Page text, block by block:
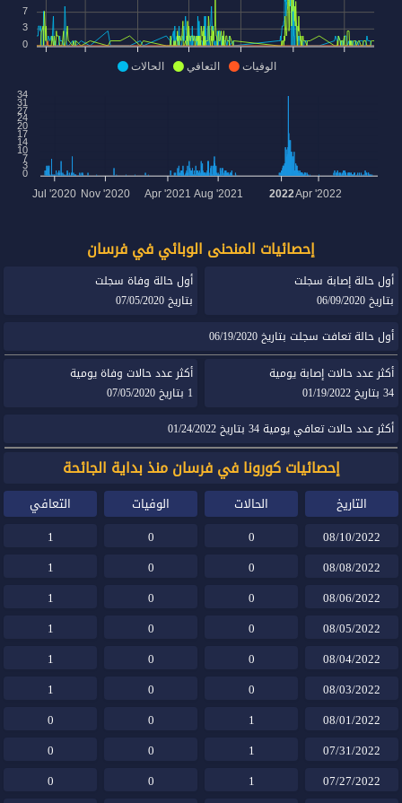
الحالات التعافي الوفيات
7
3
0
Jul '2020 Nov '2020 Apr '2021 Aug '2021 2022Apr '2022
34
31
27
24
20
17
14
10
7
3
0
إحصائيات المنحنى الوبائي في فرسان
أول حالة إصابة سجلت
بتاريخ 06/09/2020
أول حالة وفاة سجلت
بتاريخ 07/05/2020
أول حالة تعافت سجلت بتاريخ 06/19/2020
أكثر عدد حالات إصابة يومية
34 بتاريخ 01/19/2022
أكثر عدد حالات وفاة يومية
1 بتاريخ 07/05/2020
أكثر عدد حالات تعافي يومية 34 بتاريخ 01/24/2022
إحصائيات كورونا في فرسان منذ بداية الجائحة
التاريخ الحالات الوفيات
التعافي
08/10/2022
0
0
1
08/08/2022
0
0
1
08/06/2022
0
0
1
08/05/2022
0
0
1
08/04/2022
0
0
1
08/03/2022
0
0
1
08/01/2022
1
0
0
07/31/2022
1
0
0
07/27/2022
1
0
0